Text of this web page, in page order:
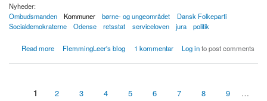
Nyheder:
Ombudsmanden
Kommuner børne- og ungeområdet
Dansk Folkeparti
Socialdemokraterne
Odense retsstat serviceloven jura politik
Read more
about Odense kommune dokumenterer selv ulovlig praksis over for udsatte børn & unge i
FlemmingLeer's blog 1 kommentar Log into post comments
1 2 3 4 5 6 7 8 9 …